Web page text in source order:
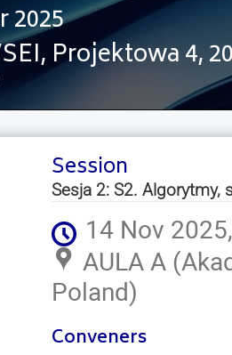
2025
Projektowa 4,
Session
Sesja 2: S2. Algorytmy,
14 Nov
AULA A
Poland)
Conveners